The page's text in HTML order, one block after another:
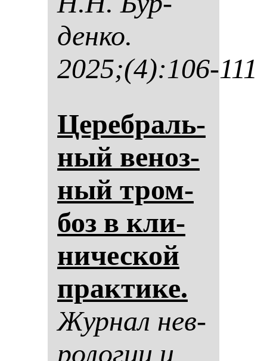
ден­ко.
2025;(4):106-111
Це­реб­раль­
ный ве­ноз­
ный тром­
боз в кли­
ни­чес­кой
прак­ти­ке.
Жур­нал нев­
ро­ло­гии и